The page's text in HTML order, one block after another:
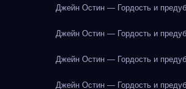
Джейн Остин — Гордость и
Джейн Остин — Гордость и
Джейн Остин — Гордость и
Джейн Остин — Гордость и